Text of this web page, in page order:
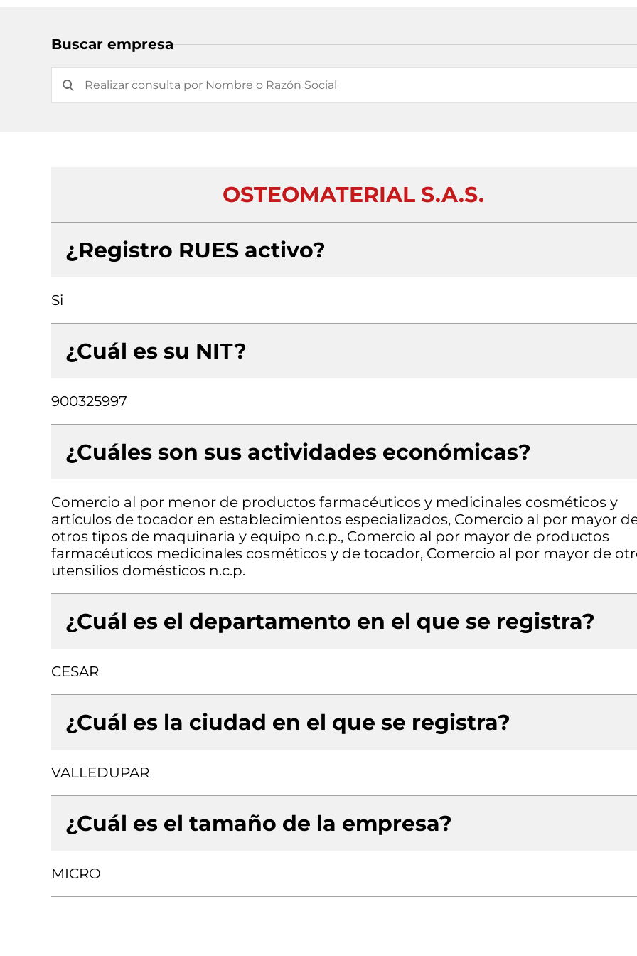
Buscar empresa
OSTEOMATERIAL S.A.S.
¿Registro RUES activo?
Si
¿Cuál es su NIT?
900325997
¿Cuáles son sus actividades económicas?
Comercio al por menor de productos farmacéuticos y medicinales cosméticos y
artículos de tocador en establecimientos especializados, Comercio al por mayor
otros tipos de maquinaria y equipo n.c.p., Comercio al por mayor de productos
farmacéuticos medicinales cosméticos y de tocador, Comercio al por mayor de
utensilios domésticos n.c.p.
¿Cuál es el departamento en el que se registra?
CESAR
¿Cuál es la ciudad en el que se registra?
VALLEDUPAR
¿Cuál es el tamaño de la empresa?
MICRO